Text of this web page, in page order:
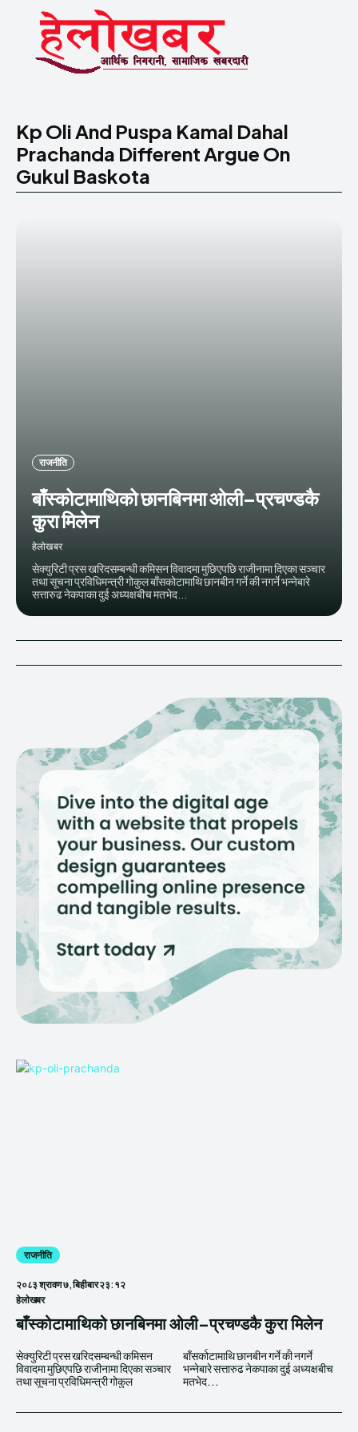
Kp Oli And Puspa Kamal Dahal
Prachanda Different Argue On
Gukul Baskota
राजनीति
बाँस्कोटामाथिको छानबिनमा ओली–प्रचण्डकै
कुरा मिलेन
हेलाेखबर
सेक्युरिटी प्रस खरिदसम्बन्धी कमिसन विवादमा मुछिएपछि राजीनामा दिएका सञ्चार
तथा सूचना प्रविधिमन्त्री गोकुल बाँसकोटामाथि छानबीन गर्ने की नगर्ने भन्नेबारे
सत्तारुढ नेकपाका दुई अध्यक्षबीच मतभेद...
राजनीति
२०८३ श्रावण ७, बिहीबार २३:१२
हेलाेखबर
बाँस्कोटामाथिको छानबिनमा ओली–प्रचण्डकै कुरा मिलेन
सेक्युरिटी प्रस खरिदसम्बन्धी कमिसन
विवादमा मुछिएपछि राजीनामा दिएका सञ्चार
तथा सूचना प्रविधिमन्त्री गोकुल
बाँसकोटामाथि छानबीन गर्ने की नगर्ने
भन्नेबारे सत्तारुढ नेकपाका दुई अध्यक्षबीच
मतभेद...